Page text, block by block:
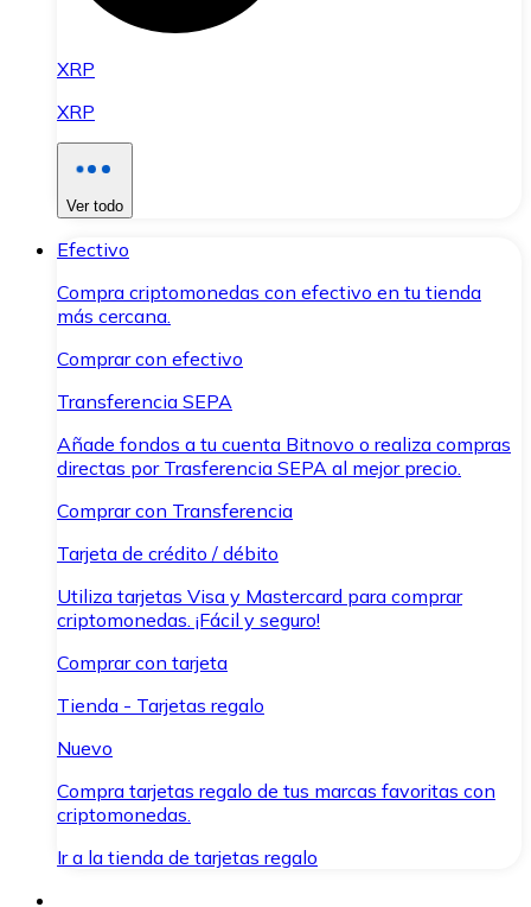
XRP
XRP
Ver todo
Efectivo
Compra criptomonedas con efectivo en tu tienda
más cercana.
Comprar con efectivo
Transferencia SEPA
Añade fondos a tu cuenta Bitnovo o realiza compras
directas por Trasferencia SEPA al mejor precio.
Comprar con Transferencia
Tarjeta de crédito / débito
Utiliza tarjetas Visa y Mastercard para comprar
criptomonedas. ¡Fácil y seguro!
Comprar con tarjeta
Tienda - Tarjetas regalo
Nuevo
Compra tarjetas regalo de tus marcas favoritas con
criptomonedas.
Ir a la tienda de tarjetas regalo